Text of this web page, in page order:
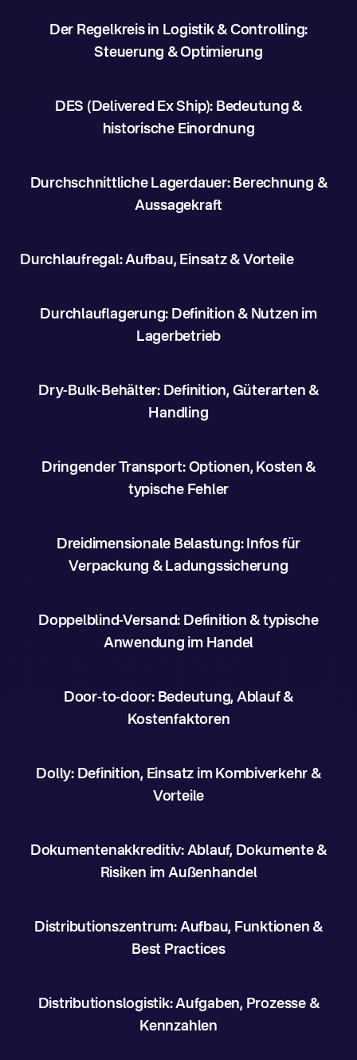
Der Regelkreis in Logistik & Controlling:
Steuerung & Optimierung
DES (Delivered Ex Ship): Bedeutung &
historische Einordnung
Durchschnittliche Lagerdauer: Berechnung &
Aussagekraft
Durchlaufregal: Aufbau, Einsatz & Vorteile
Durchlauflagerung: Definition & Nutzen im
Lagerbetrieb
Dry-Bulk-Behälter: Definition, Güterarten &
Handling
Dringender Transport: Optionen, Kosten &
typische Fehler
Dreidimensionale Belastung: Infos für
Verpackung & Ladungssicherung
Doppelblind-Versand: Definition & typische
Anwendung im Handel
Door-to-door: Bedeutung, Ablauf &
Kostenfaktoren
Dolly: Definition, Einsatz im Kombiverkehr &
Vorteile
Dokumentenakkreditiv: Ablauf, Dokumente &
Risiken im Außenhandel
Distributionszentrum: Aufbau, Funktionen &
Best Practices
Distributionslogistik: Aufgaben, Prozesse &
Kennzahlen